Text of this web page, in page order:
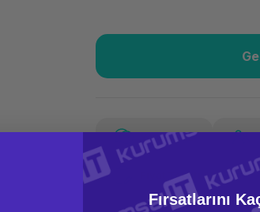
Güvenilir Alışveriş
Kolay iade imkanı
Yorum Yaz
Fiyat Teklifi Al
Fırsatlarını